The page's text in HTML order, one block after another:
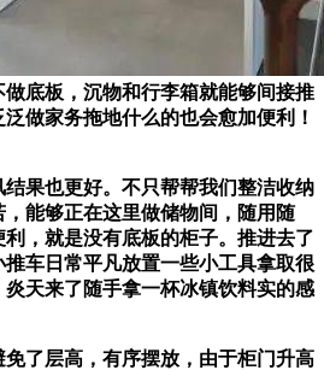
底板，沉物和行李箱就能够间接推
做家务拖地什么的也会愈加便利！
果也更好。不只帮帮我们整洁收纳
能够正在这里做储物间，随用随
，就是没有底板的柜子。推进去了
车日常平凡放置一些小工具拿取很
天来了随手拿一杯冰镇饮料实的感
了层高，有序摆放，由于柜门升高